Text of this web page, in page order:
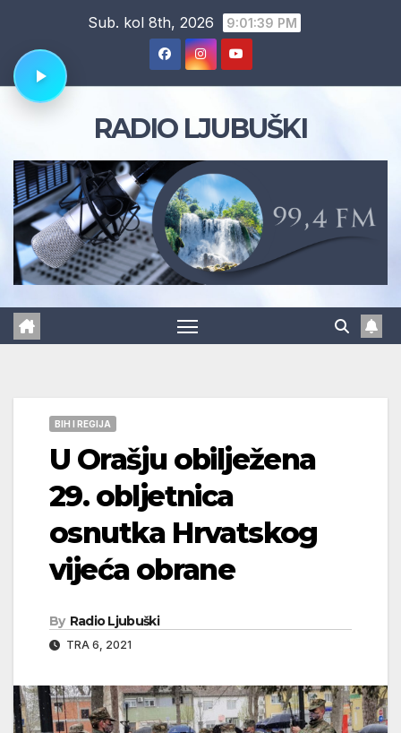
content
Sub. kol 8th, 2026 9:01:40 PM
RADIO LJUBUŠKI
BIH I REGIJA
U Orašju obilježena
29. obljetnica
osnutka Hrvatskog
vijeća obrane
By Radio Ljubuški
TRA 6, 2021